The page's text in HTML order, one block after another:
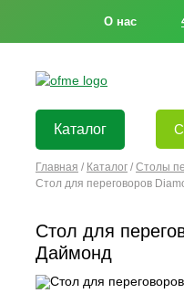
О нас
Каталог
Главная / Каталог / Столы
Стол для переговоров
Стол для
Даймонд